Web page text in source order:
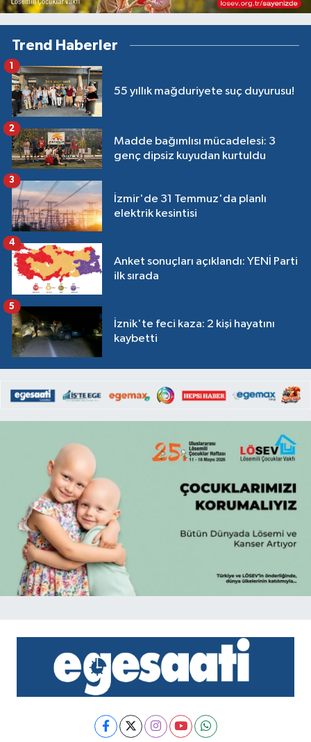
Trend Haberler
55 yıllık mağduriyete suç duyurusu!
1
Madde bağımlısı mücadelesi: 3
genç dipsiz kuyudan kurtuldu
2
İzmir'de 31 Temmuz'da planlı
elektrik kesintisi
3
Anket sonuçları açıklandı: YENİ Parti
ilk sırada
4
İznik'te feci kaza: 2 kişi hayatını
kaybetti
5